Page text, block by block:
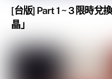
[台版] Part 1 ~ 3 限時兌
晶」